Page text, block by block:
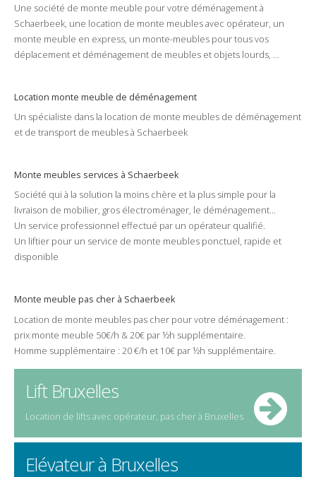
Une société de monte meuble pour votre déménagementà
Schaerbeek, une location de monte meublesavec opérateur, un
monte meuble en express, un monte-meubles pour tous vos
déplacement et déménagement de meubles et objets lourds, ...
Location monte meuble de déménagement
Un spécialiste dans la location de monte meubles de déménagement
et de transport de meublesà Schaerbeek
Monte meubles services à Schaerbeek
Société qui à la solution la moins chère et la plus simple pour la
livraison de mobilier, gros électroménager, le déménagement...
Un service professionnel effectué par un opérateur qualifié.
Un liftier pour un service de monte meubles ponctuel, rapide et
disponible
Monte meuble pas cher à Schaerbeek
Location de monte meubles pas cher pour votre déménagement :
prix monte meuble 50€/h & 20€ par ½h supplémentaire.
Homme supplémentaire : 20 €/h et 10€ par ½h supplémentaire.
Lift Bruxelles
Location de liftsavec opérateur, pas cherà Bruxelles
Elévateur à Bruxelles